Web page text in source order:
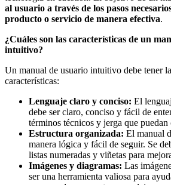
al usuario a través de los pasos
producto o servicio de manera efectiva.
¿Cuáles son las características de un
intuitivo?
Un manual de usuario intuitivo debe tener
características:
Lenguaje claro y conciso: El
debe ser claro, conciso y fácil de
términos técnicos y jerga que
Estructura organizada: El manual
manera lógica y fácil de seguir. Se
listas numeradas y viñetas para
Imágenes y diagramas: Las
ser una herramienta valiosa para